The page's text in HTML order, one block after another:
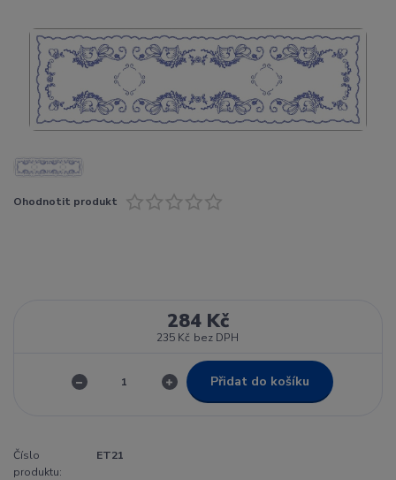
Ohodnotit produkt
284 Kč
235 Kč bez DPH
Přidat do košíku
Číslo
produktu:
ET21